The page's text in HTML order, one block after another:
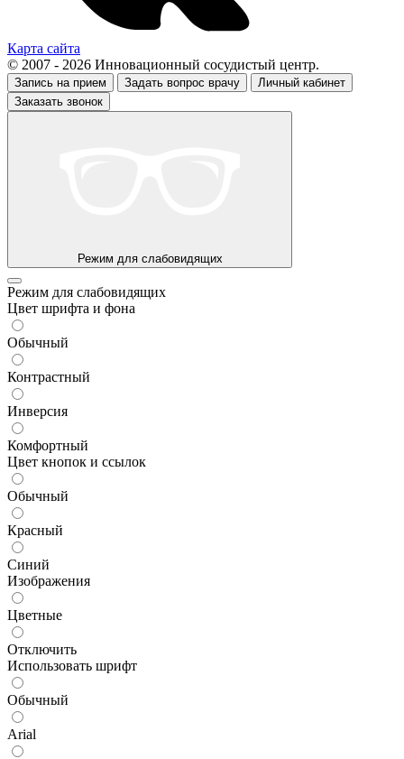
Карта сайта
© 2007 - 2026 Инновационный сосудистый центр.
Запись на прием Задать вопрос врачу
Личный кабинет
Заказать звонок
Режим для слабовидящих
Режим для слабовидящих
Цвет шрифта и фона
Обычный
Контрастный
Инверсия
Комфортный
Цвет кнопок и ссылок
Обычный
Красный
Синий
Изображения
Цветные
Отключить
Использовать шрифт
Обычный
Arial